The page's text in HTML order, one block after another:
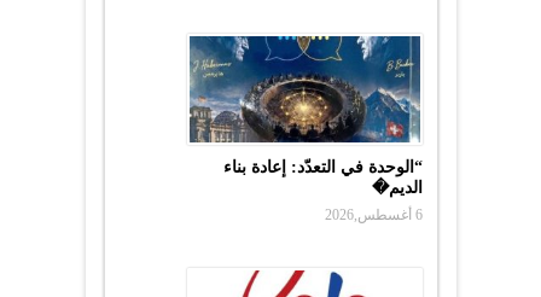
“الوحدة في التعدّد: إعادة بناء
الديم�
6 أغسطس,2026